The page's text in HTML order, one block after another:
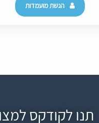
הגשת מועמדות
תנו לקודקס